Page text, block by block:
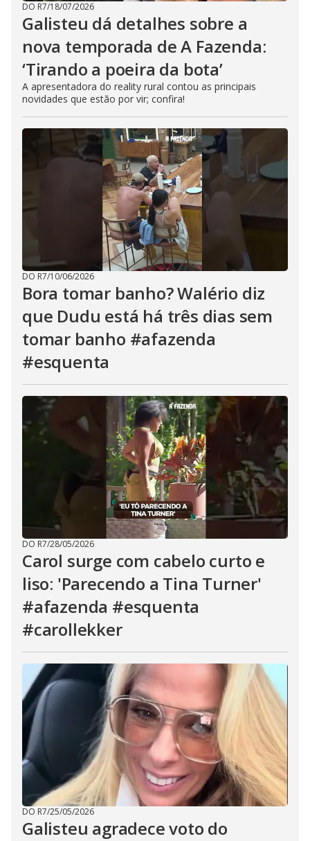
DO R7/18/07/2026
Galisteu dá detalhes sobre a
nova temporada de A Fazenda:
‘Tirando a poeira da bota’
A apresentadora do reality rural contou as principais
novidades que estão por vir; confira!
DO R7/10/06/2026
Bora tomar banho? Walério diz
que Dudu está há três dias sem
tomar banho #afazenda
#esquenta
DO R7/28/05/2026
Carol surge com cabelo curto e
liso: 'Parecendo a Tina Turner'
#afazenda #esquenta
#carollekker
DO R7/25/05/2026
Galisteu agradece voto do